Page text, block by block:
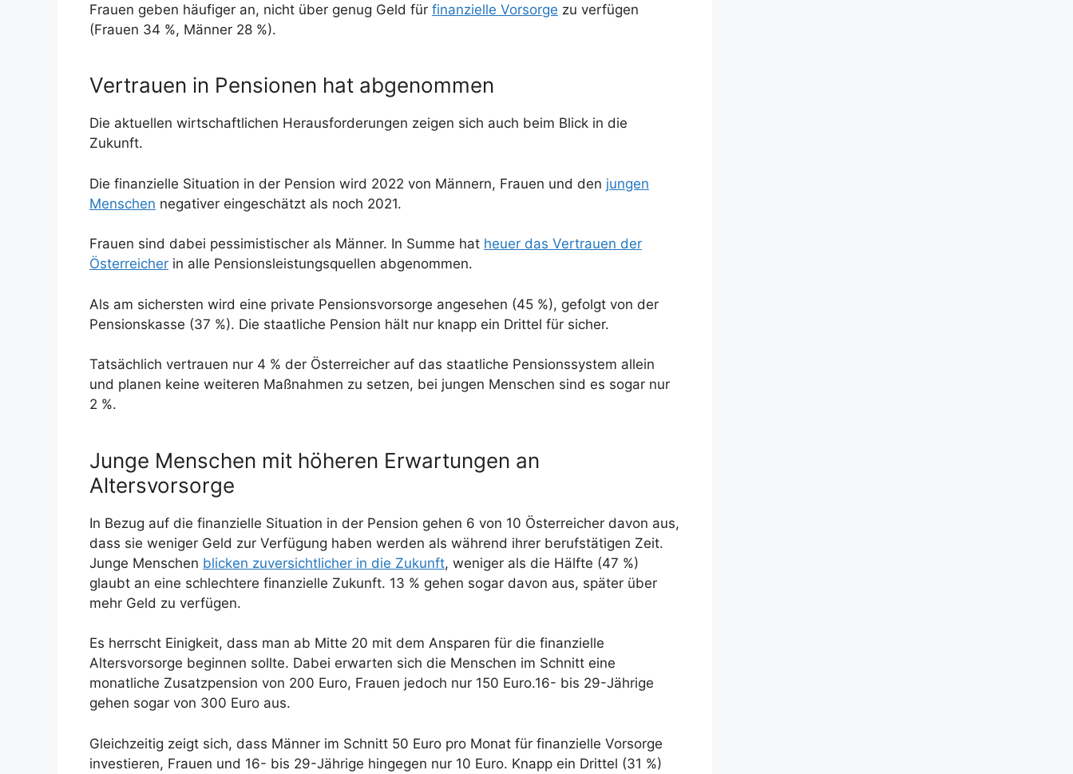
Frauen geben häufiger an, nicht über genug Geld für finanzielle Vorsorge zu verfügen
(Frauen 34 %, Männer 28 %).
Vertrauen in Pensionen hat abgenommen
Die aktuellen wirtschaftlichen Herausforderungen zeigen sich auch beim Blick in die
Zukunft.
Die finanzielle Situation in der Pension wird 2022 von Männern, Frauen und den jungen
Menschen negativer eingeschätzt als noch 2021.
Frauen sind dabei pessimistischer als Männer. In Summe hat heuer das Vertrauen der
Österreicher in alle Pensionsleistungsquellen abgenommen.
Als am sichersten wird eine private Pensionsvorsorge angesehen (45 %), gefolgt von der
Pensionskasse (37 %). Die staatliche Pension hält nur knapp ein Drittel für sicher.
Tatsächlich vertrauen nur 4 % der Österreicher auf das staatliche Pensionssystem allein
und planen keine weiteren Maßnahmen zu setzen, bei jungen Menschen sind es sogar nur
2 %.
Junge Menschen mit höheren Erwartungen an
Altersvorsorge
In Bezug auf die finanzielle Situation in der Pension gehen 6 von 10 Österreicher davon aus,
dass sie weniger Geld zur Verfügung haben werden als während ihrer berufstätigen Zeit.
Junge Menschen blicken zuversichtlicher in die Zukunft, weniger als die Hälfte (47 %)
glaubt an eine schlechtere finanzielle Zukunft. 13 % gehen sogar davon aus, später über
mehr Geld zu verfügen.
Es herrscht Einigkeit, dass man ab Mitte 20 mit dem Ansparen für die finanzielle
Altersvorsorge beginnen sollte. Dabei erwarten sich die Menschen im Schnitt eine
monatliche Zusatzpension von 200 Euro, Frauen jedoch nur 150 Euro.16- bis 29-Jährige
gehen sogar von 300 Euro aus.
Gleichzeitig zeigt sich, dass Männer im Schnitt 50 Euro pro Monat für finanzielle Vorsorge
investieren, Frauen und 16- bis 29-Jährige hingegen nur 10 Euro. Knapp ein Drittel (31 %)